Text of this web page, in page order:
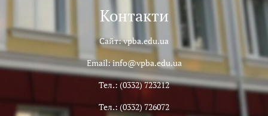
Контакти
Сайт: vpba.edu.ua
Email: info@vpba.edu.ua
Тел.: (0332) 723212
Тел.: (0332) 726072